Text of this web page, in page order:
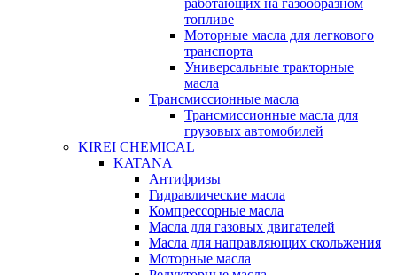
работающих на газообразном
топливе
Моторные масла для легкового
транспорта
Универсальные тракторные
масла
Трансмиссионные масла
Трансмиссионные масла для
грузовых автомобилей
KIREI CHEMICAL
KATANA
Антифризы
Гидравлические масла
Компрессорные масла
Масла для газовых двигателей
Масла для направляющих скольжения
Моторные масла